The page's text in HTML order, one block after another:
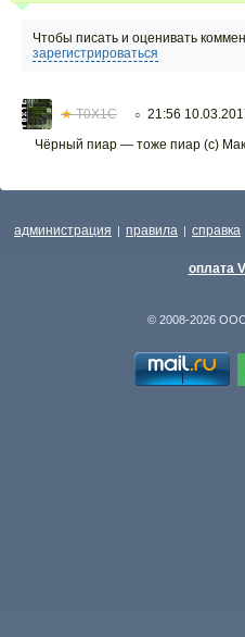
Чтобы писать и оценивать
зарегистрироваться
★T0X1C ○ 21:56
Чёрный пиар — тоже пиар (с)
администрация | правила | справка
оплата
© 2008-2026